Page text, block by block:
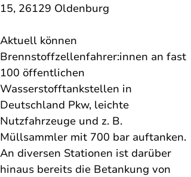
15, 26129 Oldenburg
Aktuell können
Brennstoffzellenfahrer:innen an fast
100 öffentlichen
Wasserstofftankstellen in
Deutschland Pkw, leichte
Nutzfahrzeuge und z. B.
Müllsammler mit 700 bar auftanken.
An diversen Stationen ist darüber
hinaus bereits die Betankung von